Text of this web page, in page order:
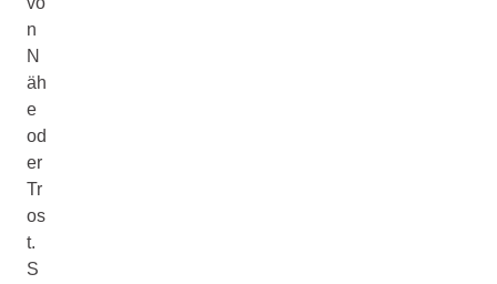
n
N
äh
e
od
er
Tr
os
t.
S